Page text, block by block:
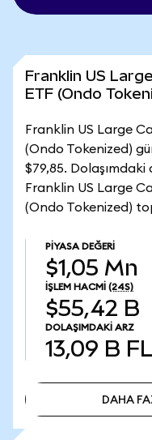
Franklin US
ETF (Ondo
Franklin US Large
(Ondo Tokenized)
$79,85. Dolaşımdaki
Franklin US Large
(Ondo Tokenized)
PIYASA DEĞERI
$1,05 Mn
İŞLEM HACMI (24S)
$55,42 B
DOLAŞIMDAKI ARZ
13,09 B
DAHA